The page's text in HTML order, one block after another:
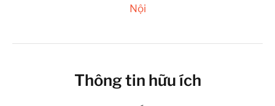
Nội
Thông tin hữu ích